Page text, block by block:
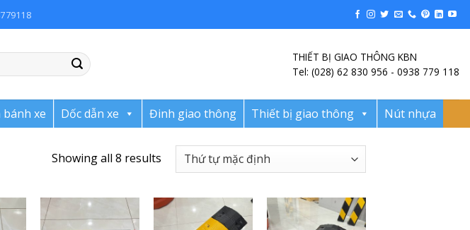
THIẾT BỊ GIAO THÔNG KBN
Tel: (028) 62 830 956 - 0938 779 118
bánh xe Dốc dẫn xe Đinh giao thông Thiết bị giao thông Nút nhựa
Showing all 8 results